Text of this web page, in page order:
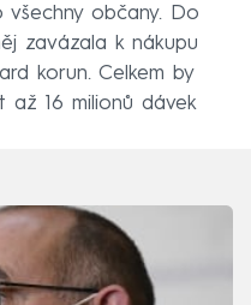
všechny občany. Do
zavázala k nákupu
korun. Celkem by
až 16 milionů dávek